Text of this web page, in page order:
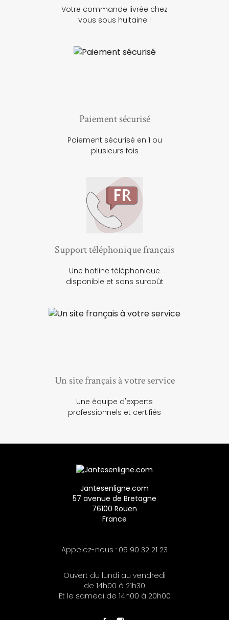
Votre commande livrée chez
vous sous huitaine !
Paiement sécurisé
Paiement sécurisé en 1 ou
plusieurs fois
Support téléphonique français
Une hotline téléphonique
disponible et sans surcoût
Un site français à votre service
Une équipe d'experts
professionnels et certifiés
Jantesenligne.com
57 avenue de Bretagne
76100 Rouen
France
Appelez-nous : 05 90 32 21 23
Ouvert du lundi au vendredi
de 14h00 à 21h30
Et le samedi de 14h00 à 20h00